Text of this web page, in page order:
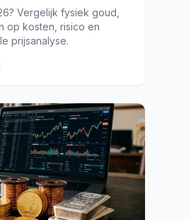
Vergelijk fysiek goud,
op kosten, risico en
prijsanalyse.